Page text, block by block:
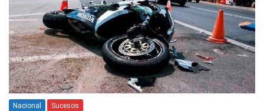
Nacional Sucesos